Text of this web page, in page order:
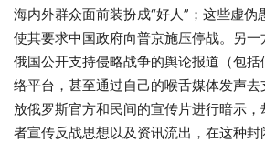
海内外群众面前装扮成“好人”；这些虚伪
使其要求中国政府向普京施压停战。另
俄国公开支持侵略战争的舆论报道（包
络平台，甚至通过自己的喉舌媒体发声
放俄罗斯官方和民间的宣传片进行暗示
者宣传反战思想以及资讯流出，在这种